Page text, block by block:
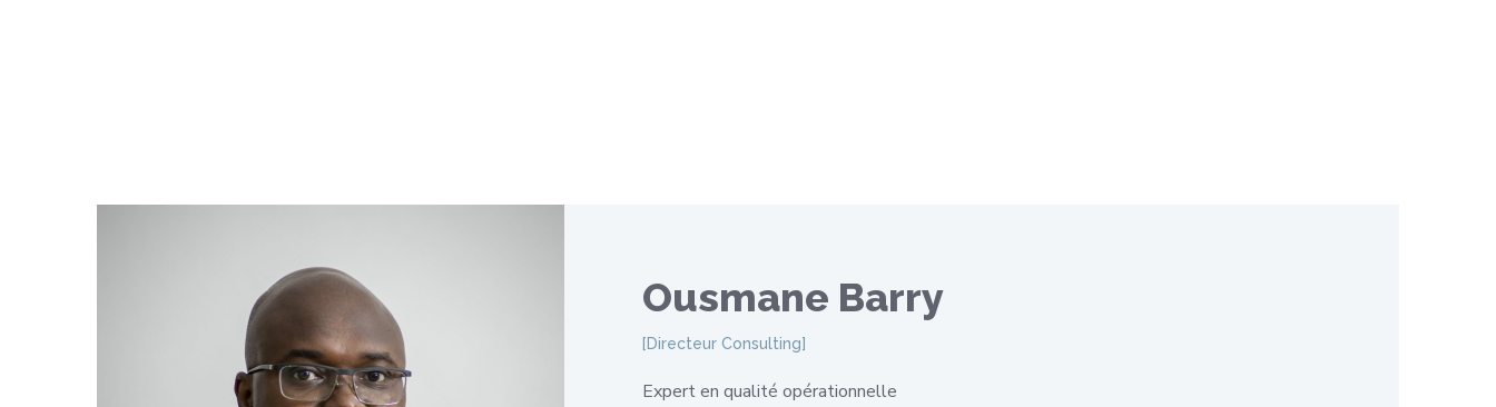
Ousmane Barry
Directeur Consulting
Expert en qualité opérationnelle